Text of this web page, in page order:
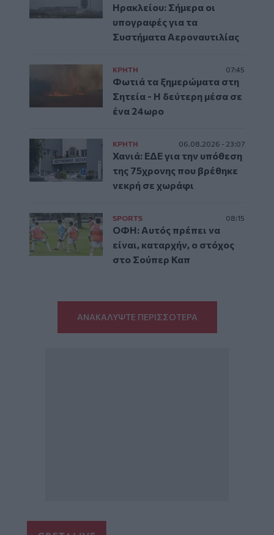
Ηρακλείου: Σήμερα οι
υπογραφές για τα
Συστήματα Αεροναυτιλίας
ΚΡΗΤΗ 07:45
Φωτιά τα ξημερώματα στη
Σητεία - Η δεύτερη μέσα σε
ένα 24ωρο
ΚΡΗΤΗ 06.08.2026 - 23:07
Χανιά: ΕΔΕ για την υπόθεση
της 75χρονης που βρέθηκε
νεκρή σε χωράφι
SPORTS 08:15
ΟΦΗ: Αυτός πρέπει να
είναι, καταρχήν, ο στόχος
στο Σούπερ Καπ
ΑΝΑΚΑΛΥΨΤΕ ΠΕΡΙΣΣΟΤΕΡΑ